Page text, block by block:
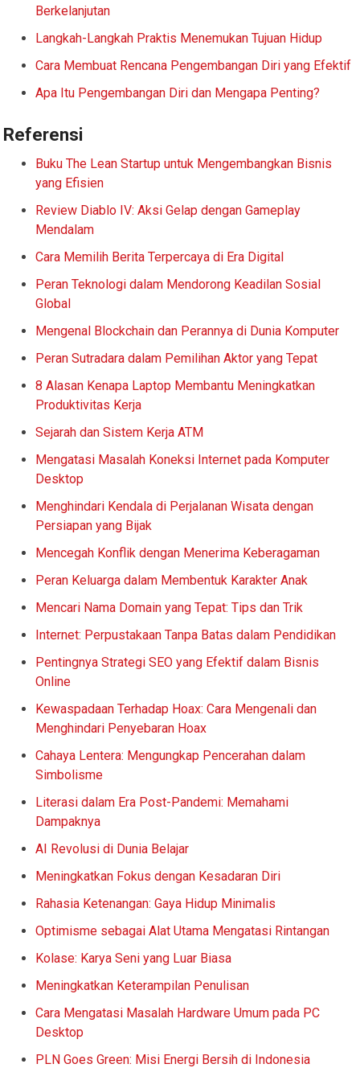
Berkelanjutan
Langkah-Langkah Praktis Menemukan Tujuan Hidup
Cara Membuat Rencana Pengembangan Diri yang Efektif
Apa Itu Pengembangan Diri dan Mengapa Penting?
Referensi
Buku The Lean Startup untuk Mengembangkan Bisnis
yang Efisien
Review Diablo IV: Aksi Gelap dengan Gameplay
Mendalam
Cara Memilih Berita Terpercaya di Era Digital
Peran Teknologi dalam Mendorong Keadilan Sosial
Global
Mengenal Blockchain dan Perannya di Dunia Komputer
Peran Sutradara dalam Pemilihan Aktor yang Tepat
8 Alasan Kenapa Laptop Membantu Meningkatkan
Produktivitas Kerja
Sejarah dan Sistem Kerja ATM
Mengatasi Masalah Koneksi Internet pada Komputer
Desktop
Menghindari Kendala di Perjalanan Wisata dengan
Persiapan yang Bijak
Mencegah Konflik dengan Menerima Keberagaman
Peran Keluarga dalam Membentuk Karakter Anak
Mencari Nama Domain yang Tepat: Tips dan Trik
Internet: Perpustakaan Tanpa Batas dalam Pendidikan
Pentingnya Strategi SEO yang Efektif dalam Bisnis
Online
Kewaspadaan Terhadap Hoax: Cara Mengenali dan
Menghindari Penyebaran Hoax
Cahaya Lentera: Mengungkap Pencerahan dalam
Simbolisme
Literasi dalam Era Post-Pandemi: Memahami
Dampaknya
AI Revolusi di Dunia Belajar
Meningkatkan Fokus dengan Kesadaran Diri
Rahasia Ketenangan: Gaya Hidup Minimalis
Optimisme sebagai Alat Utama Mengatasi Rintangan
Kolase: Karya Seni yang Luar Biasa
Meningkatkan Keterampilan Penulisan
Cara Mengatasi Masalah Hardware Umum pada PC
Desktop
PLN Goes Green: Misi Energi Bersih di Indonesia